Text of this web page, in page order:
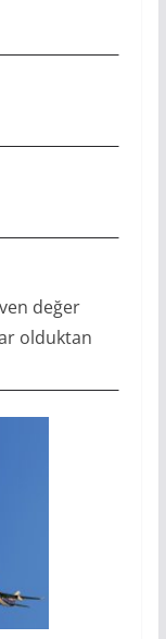
değer
olduktan